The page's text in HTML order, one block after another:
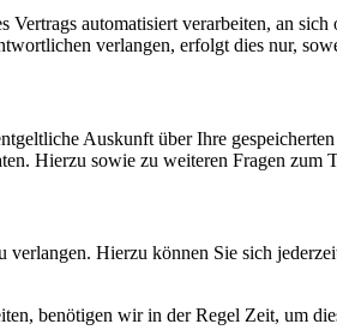
automatisiert verarbeiten, an
verlangen, erfolgt dies nur,
Auskunft über Ihre
Hierzu sowie zu weiteren Fragen zum
Hierzu können Sie sich
benötigen wir in der Regel Zeit, um